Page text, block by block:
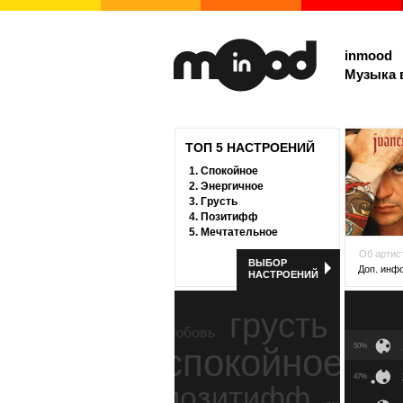
inmood
Музыка
ТОП 5 НАСТРОЕНИЙ
1. Спокойное
2. Энергичное
3. Грусть
4. Позитифф
5. Мечтательное
ВЫБОР
НАСТРОЕНИЙ
любовь грусть
спокойное
Об
Доп.
50%
47%